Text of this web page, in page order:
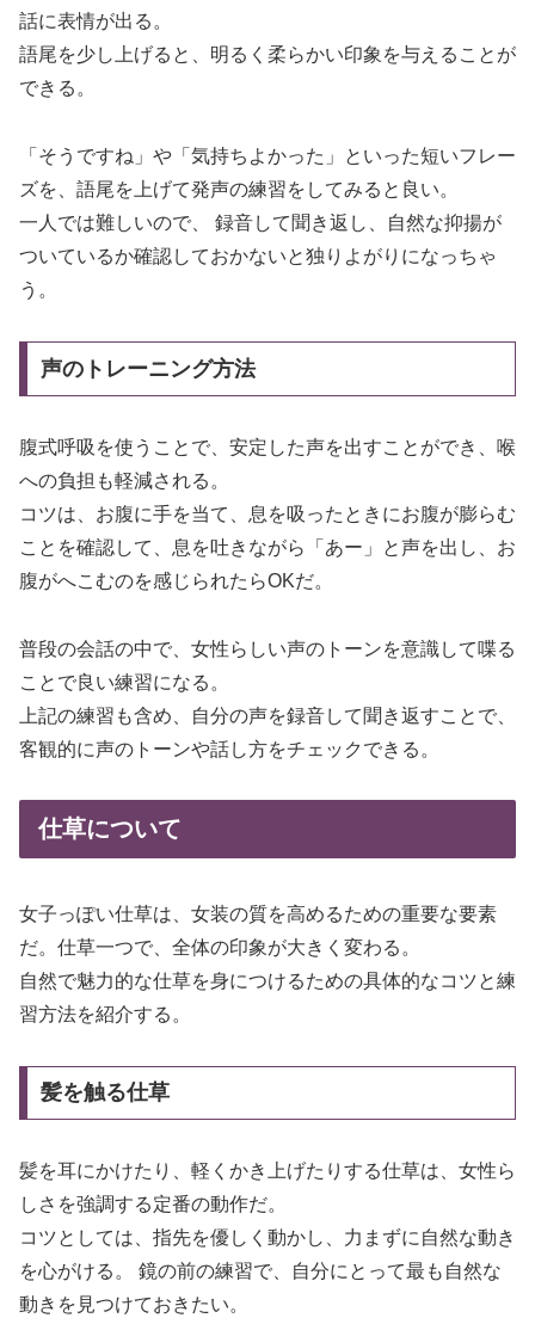
話に表情が出る。
語尾を少し上げると、明るく柔らかい印象を与えることが
できる。
「そうですね」や「気持ちよかった」といった短いフレー
ズを、語尾を上げて発声の練習をしてみると良い。
一人では難しいので、 録音して聞き返し、自然な抑揚が
ついているか確認しておかないと独りよがりになっちゃ
う。
声のトレーニング方法
腹式呼吸を使うことで、安定した声を出すことができ、喉
への負担も軽減される。
コツは、お腹に手を当て、息を吸ったときにお腹が膨らむ
ことを確認して、息を吐きながら「あー」と声を出し、お
腹がへこむのを感じられたらOKだ。
普段の会話の中で、女性らしい声のトーンを意識して喋る
ことで良い練習になる。
上記の練習も含め、自分の声を録音して聞き返すことで、
客観的に声のトーンや話し方をチェックできる。
仕草について
女子っぽい仕草は、女装の質を高めるための重要な要素
だ。仕草一つで、全体の印象が大きく変わる。
自然で魅力的な仕草を身につけるための具体的なコツと練
習方法を紹介する。
髪を触る仕草
髪を耳にかけたり、軽くかき上げたりする仕草は、女性ら
しさを強調する定番の動作だ。
コツとしては、指先を優しく動かし、力まずに自然な動き
を心がける。 鏡の前の練習で、自分にとって最も自然な
動きを見つけておきたい。